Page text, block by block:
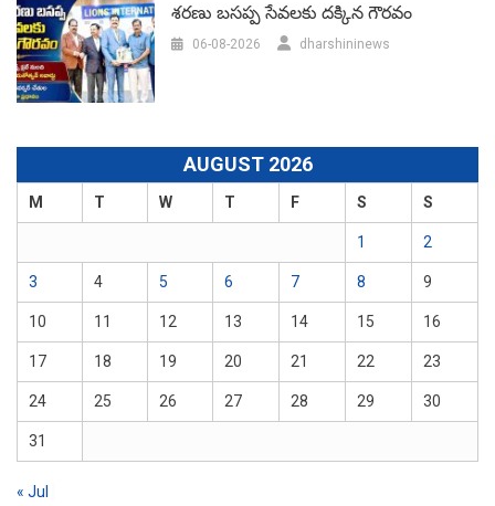
శరణు బసప్ప సేవలకు దక్కిన గౌరవం
06-08-2026 dharshininews
AUGUST 2026
M T W T F S S
1 2
3 4 5 6 7 8 9
10 11 12 13 14 15 16
17 18 19 20 21 22 23
24 25 26 27 28 29 30
31
« Jul